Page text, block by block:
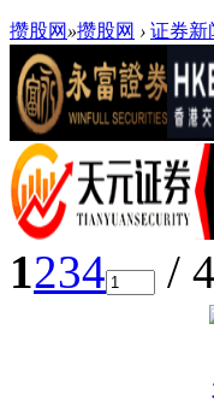
攒股网 »攒股网 › 证券新
1234 /